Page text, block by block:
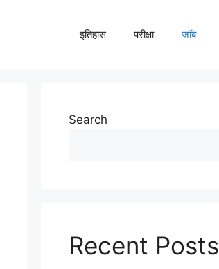
इतिहास परीक्षा जॉब
Search
Recent Posts